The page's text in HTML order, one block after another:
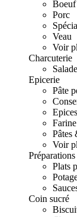
Boeuf
Porc
Veau
Voir
Charcuterie
Epicerie
Pâte
Farine
Pâtes
Voir
Plats
Coin sucré